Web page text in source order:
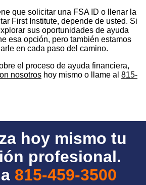
que solicitar una FSA ID o llenar la
First Institute, depende de usted. Si
sus oportunidades de ayuda
esa opción, pero también estamos
en cada paso del camino.
el proceso de ayuda financiera,
nosotros hoy mismo o llame al 815-
hoy mismo tu
profesional.
815-459-3500